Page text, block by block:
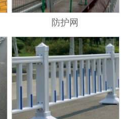
防护网